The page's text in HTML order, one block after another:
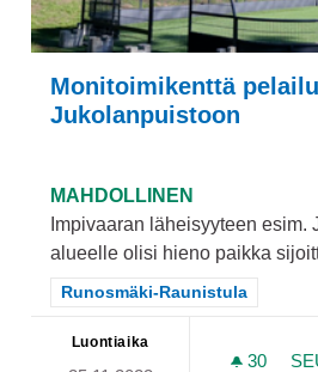
Monitoimikenttä
Jukolanpuistoon
MAHDOLLINEN
Impivaaran läheisyyteen esim.
alueelle olisi hieno paikka
Rajaa tulokset teeman
Runosmäki-Raunistula
Luontiaika
30 30